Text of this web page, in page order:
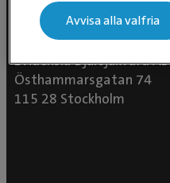
Evidensia Djursjukvård AB
Östhammarsgatan 74
115 28 Stockholm
Avvisa alla valfria